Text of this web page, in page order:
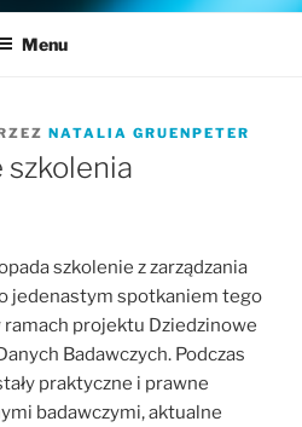
Menu
NATALIA GRUENPETER
szkolenia
szkolenie z zarządzania
jedenastym spotkaniem tego
projektu Dziedzinowe
Badawczych. Podczas
praktyczne i prawne
badawczymi, aktualne